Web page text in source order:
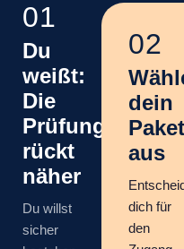
01
Du
weißt:
Die
Prüfung
rückt
näher
Du willst
sicher
02
dein
Paket
aus
dich für
den